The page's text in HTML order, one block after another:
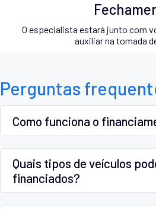
O especialista estará junto com
auxiliar na tomada
Perguntas
Como funciona o
Quais tipos de veículos
financiados?